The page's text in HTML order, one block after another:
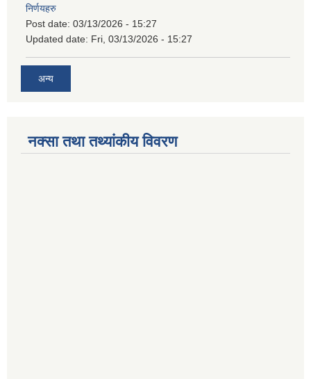
निर्णयहरु
Post date: 03/13/2026 - 15:27
Updated date: Fri, 03/13/2026 - 15:27
अन्य
नक्सा तथा तथ्यांकीय विवरण